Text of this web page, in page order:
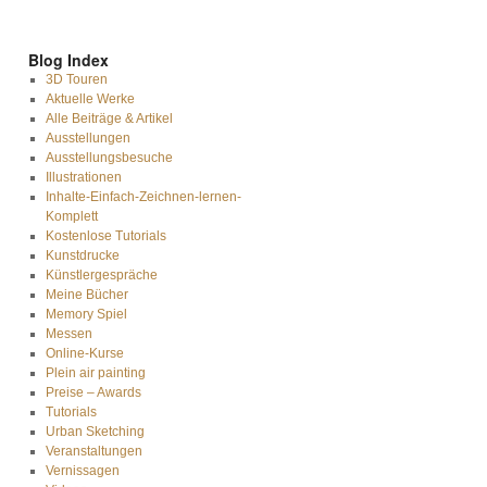
Blog Index
3D Touren
Aktuelle Werke
Alle Beiträge & Artikel
Ausstellungen
Ausstellungsbesuche
Illustrationen
Inhalte-Einfach-Zeichnen-lernen-
Komplett
Kostenlose Tutorials
Kunstdrucke
Künstlergespräche
Meine Bücher
Memory Spiel
Messen
Online-Kurse
Plein air painting
Preise – Awards
Tutorials
Urban Sketching
Veranstaltungen
Vernissagen